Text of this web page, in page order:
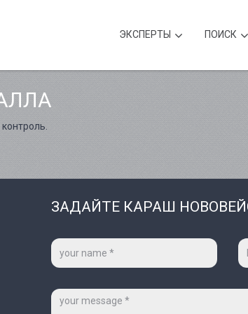
ЭКСПЕРТЫ ПОИСК
ЗАДАЙТЕ КАРАШ
Ваше
имя
Сообщение